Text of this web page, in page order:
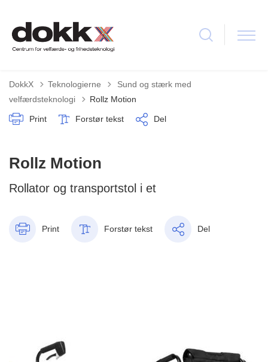
DokkX Teknologierne Tilbage til
Sund og stærk med
velfærdsteknologi
Rollz Motion
Print Forstør tekst Del
Rollz Motion
Rollator og transportstol i et
Print Forstør tekst Del